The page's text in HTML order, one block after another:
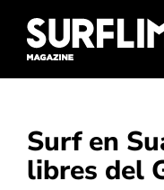
content
Surf en
libres del